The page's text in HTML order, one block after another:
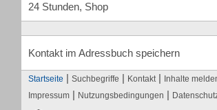
24 Stunden, Shop
Kontakt im Adressbuch speichern
Startseite | Suchbegriffe | Kontakt | Inhalte
Impressum | Nutzungsbedingungen |